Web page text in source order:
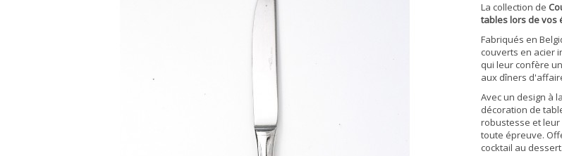
Loading zoom
La collection de
tables lors de vos
Fabriqués en
couverts en acier
qui leur confère
aux dîners
Avec un design à
décoration de
robustesse et leur
toute épreuve.
cocktail au dessert.